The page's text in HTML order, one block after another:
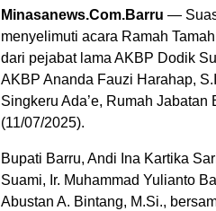
Minasanews.Com.Barru —
menyelimuti acara Ramah
dari pejabat lama AKBP Dodik
AKBP Ananda Fauzi Harahap,
Singkeru Ada’e, Rumah
(11/07/2025).
Bupati Barru, Andi Ina Kartika
Suami, Ir. Muhammad Yulianto
Abustan A. Bintang, M.Si.,